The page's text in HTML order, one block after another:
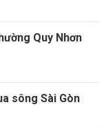
Quy Nhơn
sông Sài Gòn